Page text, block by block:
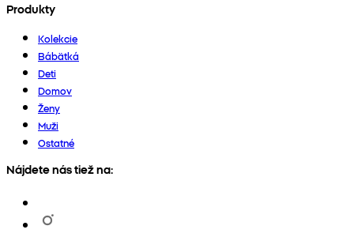
Produkty
Kolekcie
Bábätká
Deti
Domov
Ženy
Muži
Ostatné
Nájdete nás tiež na: